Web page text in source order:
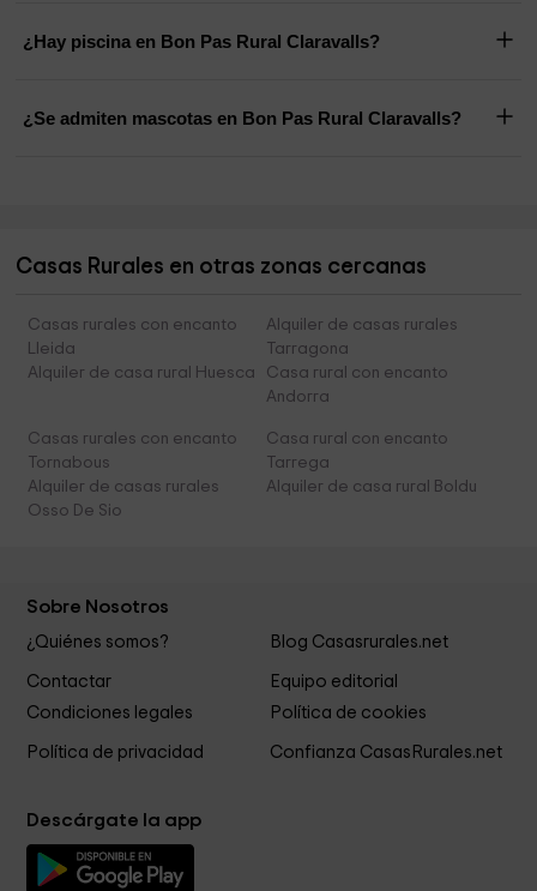
¿Hay piscina en Bon Pas Rural Claravalls?
¿Se admiten mascotas en Bon Pas Rural Claravalls?
Casas Rurales en otras zonas cercanas
Casas rurales con encanto
Lleida
Alquiler de casas rurales
Tarragona
Alquiler de casa rural Huesca
Casa rural con encanto
Andorra
Casas rurales con encanto
Tornabous
Casa rural con encanto
Tarrega
Alquiler de casas rurales
Osso De Sio
Alquiler de casa rural Boldu
Sobre Nosotros
¿Quiénes somos? Blog Casasrurales.net
Contactar
Equipo editorial
Condiciones legales
Política de cookies
Política de privacidad Confianza CasasRurales.net
Descárgate la app